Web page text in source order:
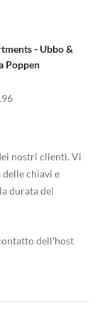
- Ubbo &
Poppen
nostri clienti. Vi
chiavi e
durata del
dell'host